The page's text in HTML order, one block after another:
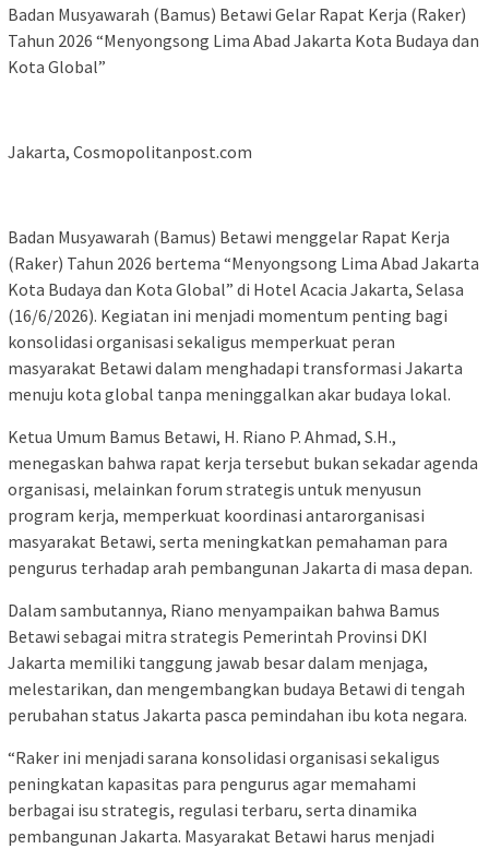
Badan Musyawarah (Bamus) Betawi Gelar Rapat Kerja (Raker)
Tahun 2026 “Menyongsong Lima Abad Jakarta Kota Budaya dan
Kota Global”
Jakarta, Cosmopolitanpost.com
Badan Musyawarah (Bamus) Betawi menggelar Rapat Kerja
(Raker) Tahun 2026 bertema “Menyongsong Lima Abad Jakarta
Kota Budaya dan Kota Global” di Hotel Acacia Jakarta, Selasa
(16/6/2026). Kegiatan ini menjadi momentum penting bagi
konsolidasi organisasi sekaligus memperkuat peran
masyarakat Betawi dalam menghadapi transformasi Jakarta
menuju kota global tanpa meninggalkan akar budaya lokal.
Ketua Umum Bamus Betawi, H. Riano P. Ahmad, S.H.,
menegaskan bahwa rapat kerja tersebut bukan sekadar agenda
organisasi, melainkan forum strategis untuk menyusun
program kerja, memperkuat koordinasi antarorganisasi
masyarakat Betawi, serta meningkatkan pemahaman para
pengurus terhadap arah pembangunan Jakarta di masa depan.
Dalam sambutannya, Riano menyampaikan bahwa Bamus
Betawi sebagai mitra strategis Pemerintah Provinsi DKI
Jakarta memiliki tanggung jawab besar dalam menjaga,
melestarikan, dan mengembangkan budaya Betawi di tengah
perubahan status Jakarta pasca pemindahan ibu kota negara.
“Raker ini menjadi sarana konsolidasi organisasi sekaligus
peningkatan kapasitas para pengurus agar memahami
berbagai isu strategis, regulasi terbaru, serta dinamika
pembangunan Jakarta. Masyarakat Betawi harus menjadi